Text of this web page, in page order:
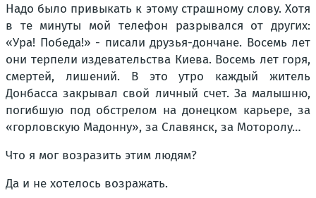
Надо было привыкать к этому страшному слову. Хотя
в те минуты мой телефон разрывался от других:
«Ура! Победа!» - писали друзья-дончане. Восемь лет
они терпели издевательства Киева. Восемь лет горя,
смертей, лишений. В это утро каждый житель
Донбасса закрывал свой личный счет. За малышню,
погибшую под обстрелом на донецком карьере, за
«горловскую Мадонну», за Славянск, за Моторолу…
Что я мог возразить этим людям?
Да и не хотелось возражать.